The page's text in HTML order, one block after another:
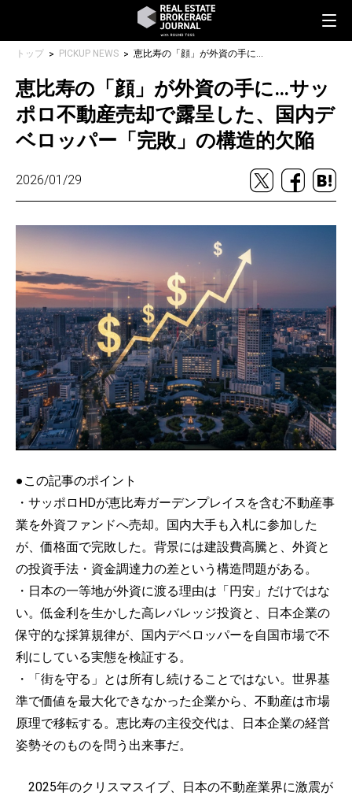
トップ PICKUP NEWS 恵比寿の「顔」が外資の手に…サッポロ不動産売却で露呈した、国内デベロッパー「完敗」の構造的欠陥
恵比寿の「顔」が外資の手に…サッ
ポロ不動産売却で露呈した、国内デ
ベロッパー「完敗」の構造的欠陥
2026/01/29
●この記事のポイント
・サッポロHDが恵比寿ガーデンプレイスを含む不動産事
業を外資ファンドへ売却。国内大手も入札に参加した
が、価格面で完敗した。背景には建設費高騰と、外資と
の投資手法・資金調達力の差という構造問題がある。
・日本の一等地が外資に渡る理由は「円安」だけではな
い。低金利を生かした高レバレッジ投資と、日本企業の
保守的な採算規律が、国内デベロッパーを自国市場で不
利にしている実態を検証する。
・「街を守る」とは所有し続けることではない。世界基
準で価値を最大化できなかった企業から、不動産は市場
原理で移転する。恵比寿の主役交代は、日本企業の経営
姿勢そのものを問う出来事だ。
2025年のクリスマスイブ、日本の不動産業界に激震が